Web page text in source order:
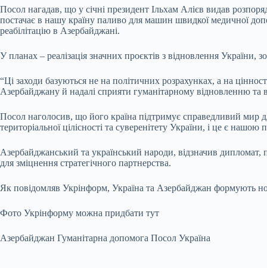
Посол нагадав, що у січні президент Ільхам Алієв видав
постачає в нашу країну паливо для машин швидкої медичної
реабілітацію в Азербайджані.
У планах – реалізація значних проєктів з відновлення
“Ці заходи базуються не на політичних розрахунках, а на
Азербайджану й надалі сприяти гуманітарному відновленню та
Посол наголосив, що його країна підтримує справедливий мир
територіальної цілісності та суверенітету України, і це є
Азербайджанський та український народи, відзначив
для зміцнення стратегічного партнерства.
Як повідомляв Укрінформ, Україна та Азербайджан формують
Фото Укрінформу можна придбати тут
Азербайджан Гуманітарна допомога Посол Україна